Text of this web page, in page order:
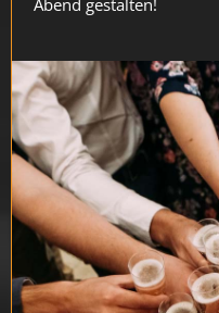
Abend gestalten!